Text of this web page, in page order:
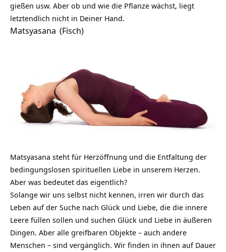
gießen usw. Aber ob und wie die Pflanze wächst, liegt
letztendlich nicht in Deiner Hand.
Matsyasana (Fisch)
Matsyasana steht für Herzöffnung und die Entfaltung der
bedingungslosen spirituellen Liebe in unserem Herzen.
Aber was bedeutet das eigentlich?
Solange wir uns selbst nicht kennen, irren wir durch das
Leben auf der Suche nach Glück und Liebe, die die innere
Leere füllen sollen und suchen Glück und Liebe in äußeren
Dingen. Aber alle greifbaren Objekte – auch andere
Menschen – sind vergänglich. Wir finden in ihnen auf Dauer